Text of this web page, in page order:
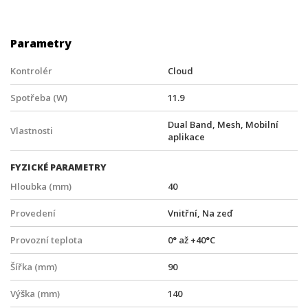
Parametry
Kontrolér Cloud
Spotřeba (W) 11.9
Vlastnosti
Dual Band, Mesh, Mobilní
aplikace
FYZICKÉ PARAMETRY
Hloubka (mm)
40
Provedení Vnitřní, Na zeď
Provozní teplota 0° až +40°C
Šířka (mm) 90
Výška (mm) 140